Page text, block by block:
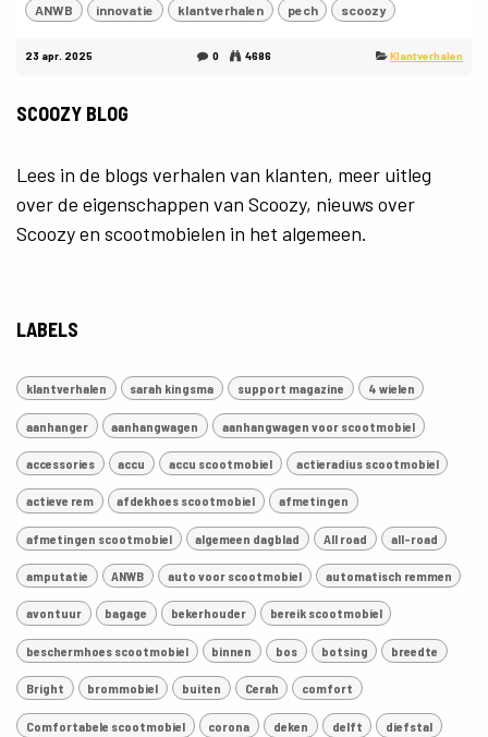
ANWB innovatie klantverhalen pech scoozy
23 apr. 2025 0 4686 Klantverhalen
SCOOZY BLOG
Lees in de blogs verhalen van klanten, meer uitleg
over de eigenschappen van Scoozy, nieuws over
Scoozy en scootmobielen in het algemeen.
LABELS
klantverhalen sarah kingsma support magazine 4 wielen
aanhanger aanhangwagen aanhangwagen voor scootmobiel
accessories accu accu scootmobiel actieradius scootmobiel
actieve rem afdekhoes scootmobiel afmetingen
afmetingen scootmobiel algemeen dagblad All road all-road
amputatie ANWB auto voor scootmobiel automatisch remmen
avontuur bagage bekerhouder bereik scootmobiel
beschermhoes scootmobiel binnen bos botsing breedte
Bright brommobiel buiten Cerah comfort
Comfortabele scootmobiel corona deken delft diefstal